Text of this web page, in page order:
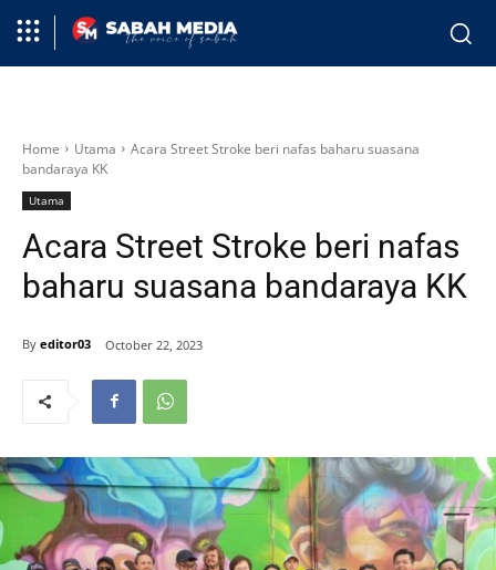
Home Utama
Acara Street Stroke beri nafas baharu suasana
bandaraya KK
Utama
Acara Street Stroke beri nafas
baharu suasana bandaraya KK
By editor03 October 22, 2023